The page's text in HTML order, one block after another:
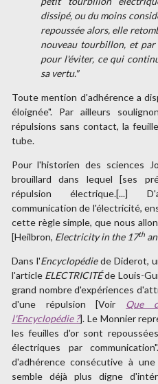
dissipé, ou du moins
repoussée alors, elle
nouveau tourbillon, et par
pour l'éviter, ce qui
sa vertu."
Toute mention d'adhérence a
éloignée". Par ailleurs
répulsions sans contact, la
tube.
Pour l'historien des sciences
brouillard dans lequel [ses
répulsion électrique.[...]
communication de l'électricité,
cette règle simple, que nous
[Heilbron, Electricity in the 17th
Dans l'Encyclopédiede Diderot,
l'article ELECTRICITÉde Louis-
grand nombre d'expériences
d'une répulsion [Voir Que
l'Encyclopédie ?]. Le Monnier
les feuilles d'or sont
électriques par
d'adhérence consécutive à
semble déjà plus digne